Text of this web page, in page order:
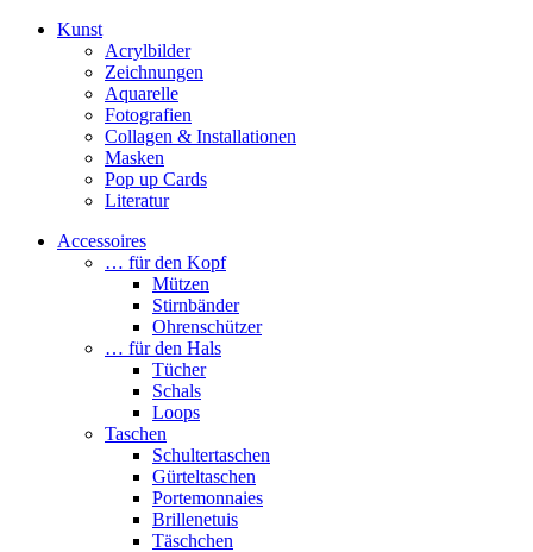
Kunst
Acrylbilder
Zeichnungen
Aquarelle
Fotografien
Collagen & Installationen
Masken
Pop up Cards
Literatur
Accessoires
… für den Kopf
Mützen
Stirnbänder
Ohrenschützer
… für den Hals
Tücher
Schals
Loops
Taschen
Schultertaschen
Gürteltaschen
Portemonnaies
Brillenetuis
Täschchen